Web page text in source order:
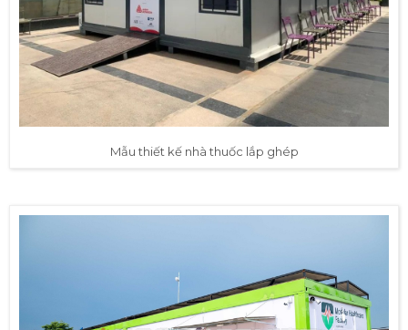
Mẫu thiết kế nhà thuốc lắp ghép